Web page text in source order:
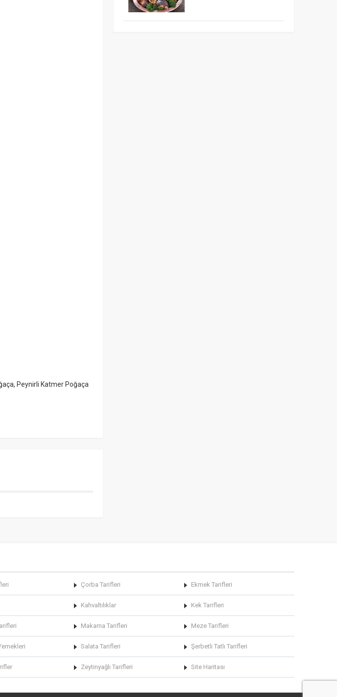
, Peynirli Katmer Poğaça
Çorba Tarifleri Ekmek Tarifleri
Kahvaltılıklar Kek Tarifleri
Makarna Tarifleri Meze Tarifleri
Salata Tarifleri Şerbetli Tatlı Tarifleri
Zeytinyağlı Tarifleri Site Haritası